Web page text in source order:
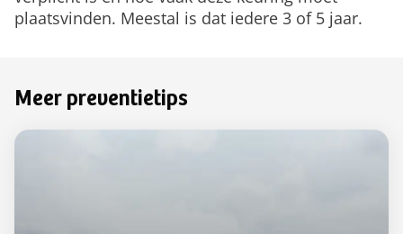
plaatsvinden. Meestal is dat iedere 3 of 5 jaar.
Meer preventietips